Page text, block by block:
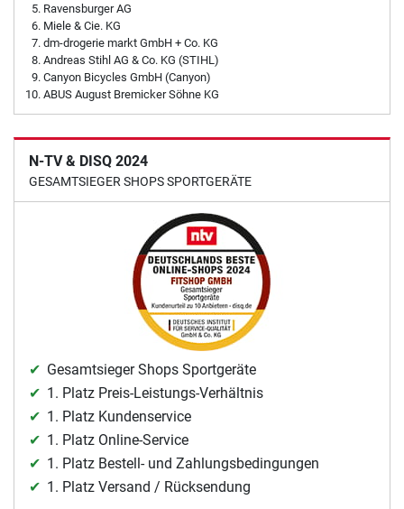
Ravensburger AG
Miele & Cie. KG
dm-drogerie markt GmbH + Co. KG
Andreas Stihl AG & Co. KG (STIHL)
Canyon Bicycles GmbH (Canyon)
ABUS August Bremicker Söhne KG
N-TV & DISQ 2024
GESAMTSIEGER SHOPS SPORTGERÄTE
Gesamtsieger Shops Sportgeräte
1. Platz Preis-Leistungs-Verhältnis
1. Platz Kundenservice
1. Platz Online-Service
1. Platz Bestell- und Zahlungsbedingungen
1. Platz Versand / Rücksendung